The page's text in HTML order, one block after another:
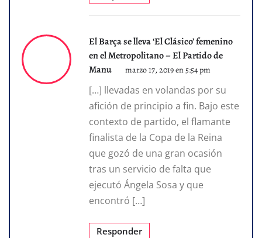
El Barça se lleva ‘El Clásico’ femenino
en el Metropolitano – El Partido de
Manu
marzo 17, 2019 en 5:54 pm
[…] llevadas en volandas por su
afición de principio a fin. Bajo este
contexto de partido, el flamante
finalista de la Copa de la Reina
que gozó de una gran ocasión
tras un servicio de falta que
ejecutó Ángela Sosa y que
encontró […]
Responder